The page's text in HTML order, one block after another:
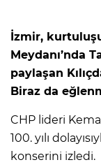
İzmir,
Meydanı’nda
paylaşan
Biraz da
CHP lideri
100. yılı
konserini izledi.